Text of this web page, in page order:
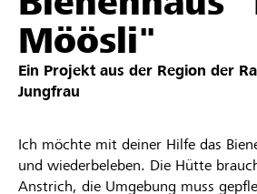
Registrieren
Möösli"
Ein Projekt aus der Region der
Jungfrau
Ich möchte mit deiner Hilfe das
und wiederbeleben. Die Hütte
Anstrich, die Umgebung muss